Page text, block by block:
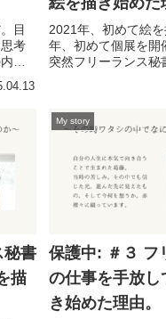
目
考
側
そし
き
は
話）
2021年、初めて絵
年、初めて個展を開
突然フリーランス秘
て突然絵を描き始
るまでの数年、自
本来の自分を取り戻
しました。決して
秘書
描
My story
保護中: ＃３ フ
の仕事を手放し
き始めた理由。